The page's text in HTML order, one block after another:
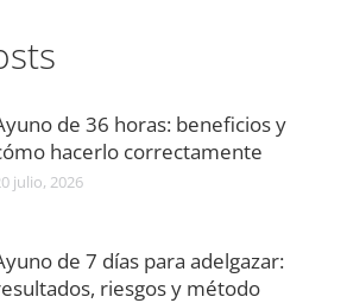
de 36 horas: beneficios y
hacerlo correctamente
julio, 2026
de 7 días para adelgazar:
riesgos y método